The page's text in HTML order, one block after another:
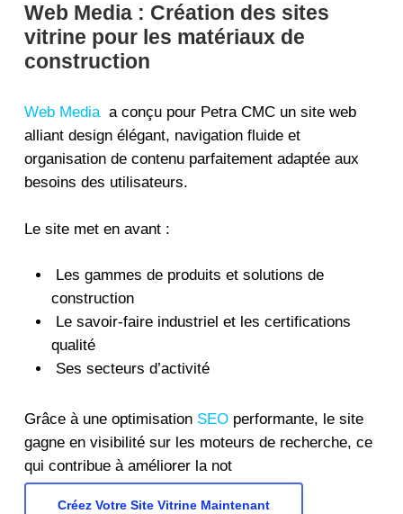
Web Media : Création des sites
vitrine pour les matériaux de
construction
Web Media a conçu pour Petra CMC un site web
alliant design élégant, navigation fluide et
organisation de contenu parfaitement adaptée aux
besoins des utilisateurs.
Le site met en avant :
Les gammes de produits et solutions de
construction
Le savoir-faire industriel et les certifications
qualité
Ses secteurs d’activité
Grâce à une optimisation SEOperformante, le site
gagne en visibilité sur les moteurs de recherche, ce
qui contribue à améliorer la not
Créez Votre Site Vitrine Maintenant